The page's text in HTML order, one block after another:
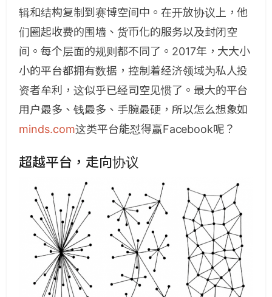
辑和结构复制到赛博空间中。在开放协议上，他
们圈起收费的围墙、货币化的服务以及封闭空
间。每个层面的规则都不同了。2017年，大大小
小的平台都拥有数据，控制着经济领域为私人投
资者牟利，这似乎已经司空见惯了。最大的平台
用户最多、钱最多、手腕最硬，所以怎么想象如
minds.com这类平台能怼得赢Facebook呢？
超越平台，走向协议